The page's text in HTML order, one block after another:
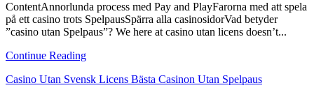
Casino
Utan
Svensk
Bästa
Utan
ContentAnnorlunda process med Pay and PlayFarorna med att spela
på ett casino trots SpelpausSpärra alla casinosidorVad betyder
”casino utan Spelpaus”? We here at casino utan licens doesn’t...
Continue Reading
link
Casino Utan Svensk Licens Bästa Casinon Utan Spelpaus